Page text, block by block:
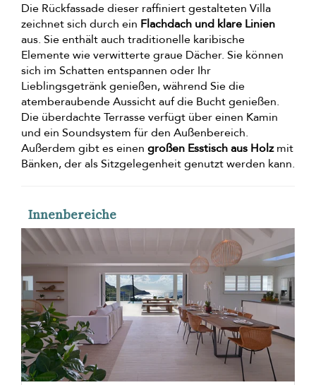
Die Rückfassade dieser raffiniert gestalteten Villa
zeichnet sich durch ein Flachdach und klare Linien
aus. Sie enthält auch traditionelle karibische
Elemente wie verwitterte graue Dächer. Sie können
sich im Schatten entspannen oder Ihr
Lieblingsgetränk genießen, während Sie die
atemberaubende Aussicht auf die Bucht genießen.
Die überdachte Terrasse verfügt über einen Kamin
und ein Soundsystem für den Außenbereich.
Außerdem gibt es einen großen Esstisch aus Holzmit
Bänken, der als Sitzgelegenheit genutzt werden kann.
Innenbereiche